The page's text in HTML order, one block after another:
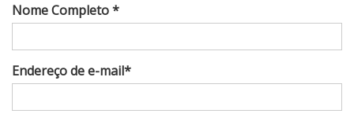
Nome Completo *
Endereço de e-mail*